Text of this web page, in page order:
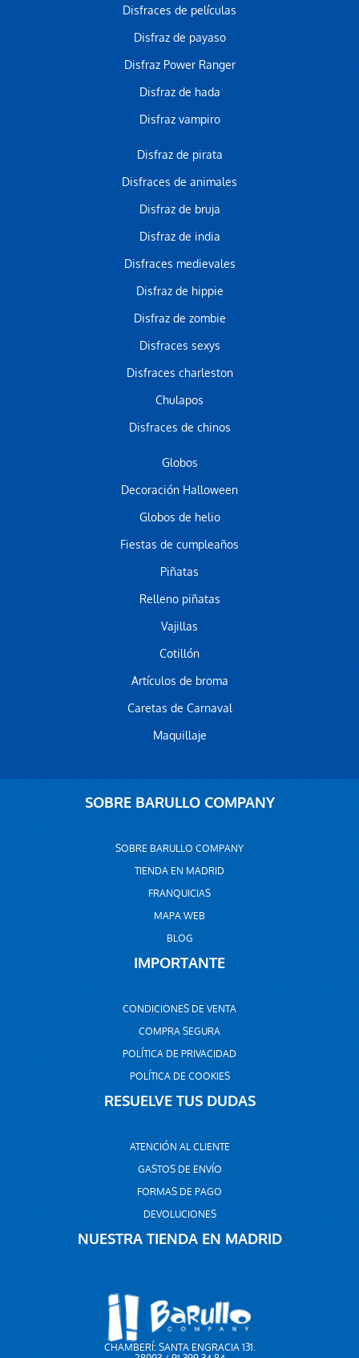
Disfraces de películas
Disfraz de payaso
Disfraz Power Ranger
Disfraz de hada
Disfraz vampiro
Disfraz de pirata
Disfraces de animales
Disfraz de bruja
Disfraz de india
Disfraces medievales
Disfraz de hippie
Disfraz de zombie
Disfraces sexys
Disfraces charleston
Chulapos
Disfraces de chinos
Globos
Decoración Halloween
Globos de helio
Fiestas de cumpleaños
Piñatas
Relleno piñatas
Vajillas
Cotillón
Artículos de broma
Caretas de Carnaval
Maquillaje
SOBRE BARULLO COMPANY
SOBRE BARULLO COMPANY
TIENDA EN MADRID
FRANQUICIAS
MAPA WEB
BLOG
IMPORTANTE
CONDICIONES DE VENTA
COMPRA SEGURA
POLÍTICA DE PRIVACIDAD
POLÍTICA DE COOKIES
RESUELVE TUS DUDAS
ATENCIÓN AL CLIENTE
GASTOS DE ENVÍO
FORMAS DE PAGO
DEVOLUCIONES
NUESTRA TIENDA EN MADRID
CHAMBERÍ: SANTA ENGRACIA 131.